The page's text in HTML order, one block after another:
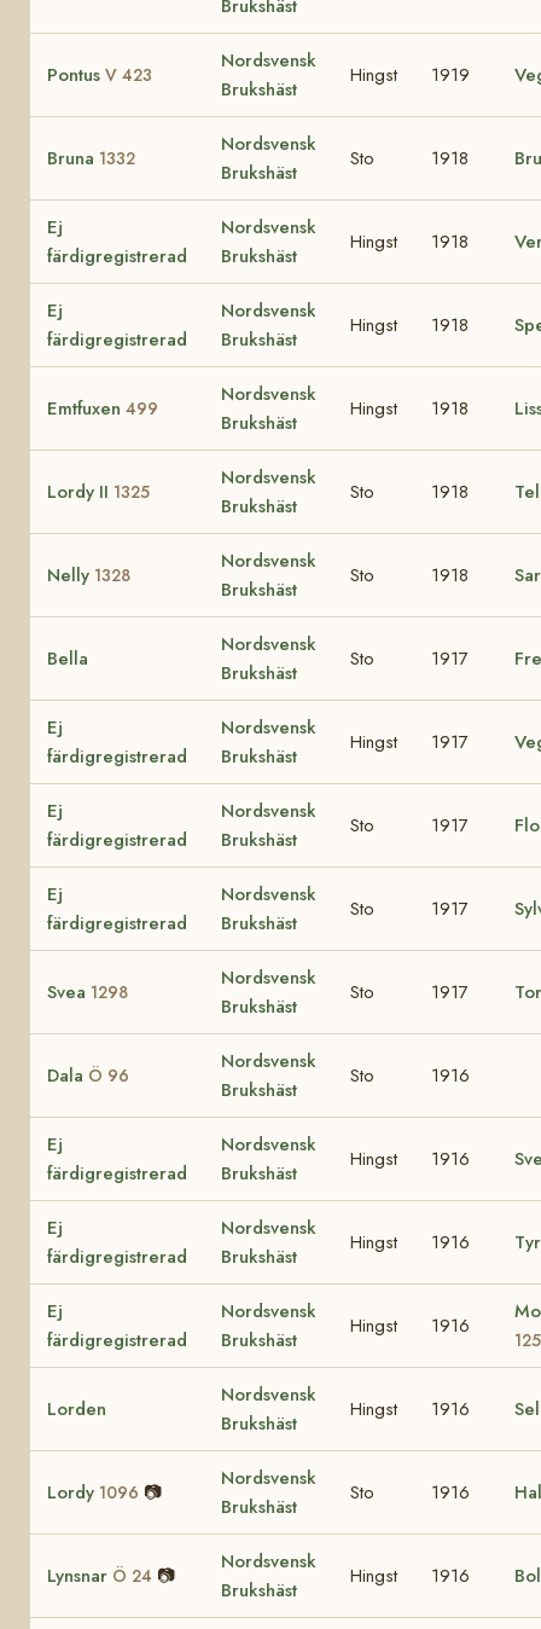
Brukshäst
Pontus V 423
Nordsvensk
Brukshäst
Hingst 1919
Bruna 1332
Nordsvensk
Brukshäst
Sto 1918
Ej
färdigregistrerad
Nordsvensk
Brukshäst
Hingst 1918
Ej
färdigregistrerad
Nordsvensk
Brukshäst
Hingst 1918
Emtfuxen 499
Nordsvensk
Brukshäst
Hingst 1918
Lordy II 1325
Nordsvensk
Brukshäst
Sto 1918
Nelly 1328
Nordsvensk
Brukshäst
Sto 1918
Bella
Nordsvensk
Brukshäst
Sto 1917
Ej
färdigregistrerad
Nordsvensk
Brukshäst
Hingst 1917
Ej
färdigregistrerad
Nordsvensk
Brukshäst
Sto 1917
Ej
färdigregistrerad
Nordsvensk
Brukshäst
Sto 1917
Svea 1298
Nordsvensk
Brukshäst
Sto 1917
Dala Ö 96
Nordsvensk
Brukshäst
Sto 1916
Ej
färdigregistrerad
Nordsvensk
Brukshäst
Hingst 1916
Ej
färdigregistrerad
Nordsvensk
Brukshäst
Hingst 1916
Ej
färdigregistrerad
Nordsvensk
Brukshäst
Hingst 1916
125
Lorden
Nordsvensk
Brukshäst
Hingst 1916
Lordy 1096 📷
Nordsvensk
Brukshäst
Sto 1916
Lynsnar Ö 24 📷
Nordsvensk
Brukshäst
Hingst 1916